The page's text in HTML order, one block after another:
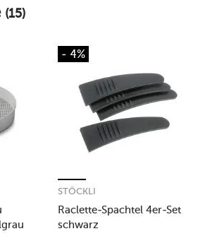
(15)
- 4%
Raclette-Spachtel 4er-Set
schwarz
STÖCKLI